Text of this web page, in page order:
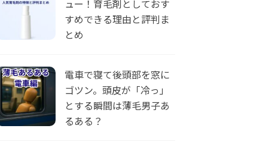
ュー！育毛剤としておす
すめできる理由と評判ま
とめ
電車で寝て後頭部を窓に
ゴツン。頭皮が「冷っ」
とする瞬間は薄毛男子あ
るある？